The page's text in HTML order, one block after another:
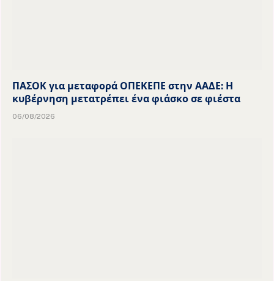
ΠΑΣΟΚ για μεταφορά ΟΠΕΚΕΠΕ στην ΑΑΔΕ: Η
κυβέρνηση μετατρέπει ένα φιάσκο σε φιέστα
06/08/2026